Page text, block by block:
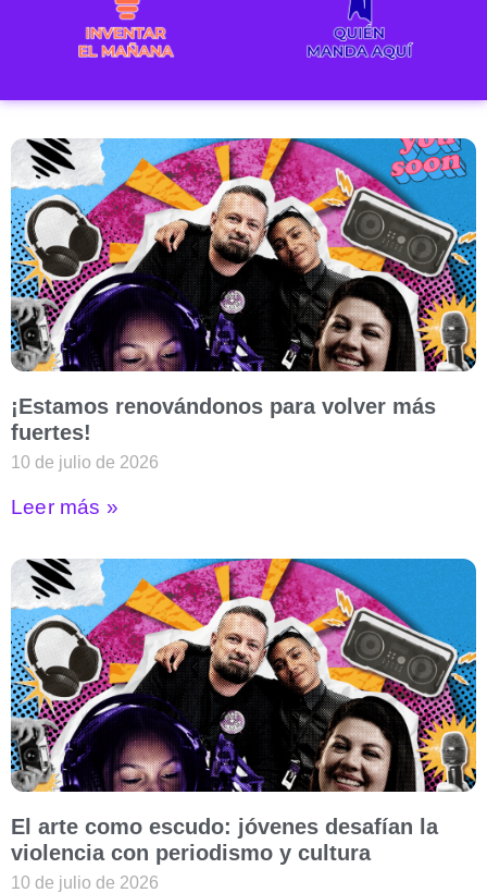
¡Estamos renovándonos para volver más
fuertes!
10 de julio de 2026
Leer más »
El arte como escudo: jóvenes desafían la
violencia con periodismo y cultura
10 de julio de 2026